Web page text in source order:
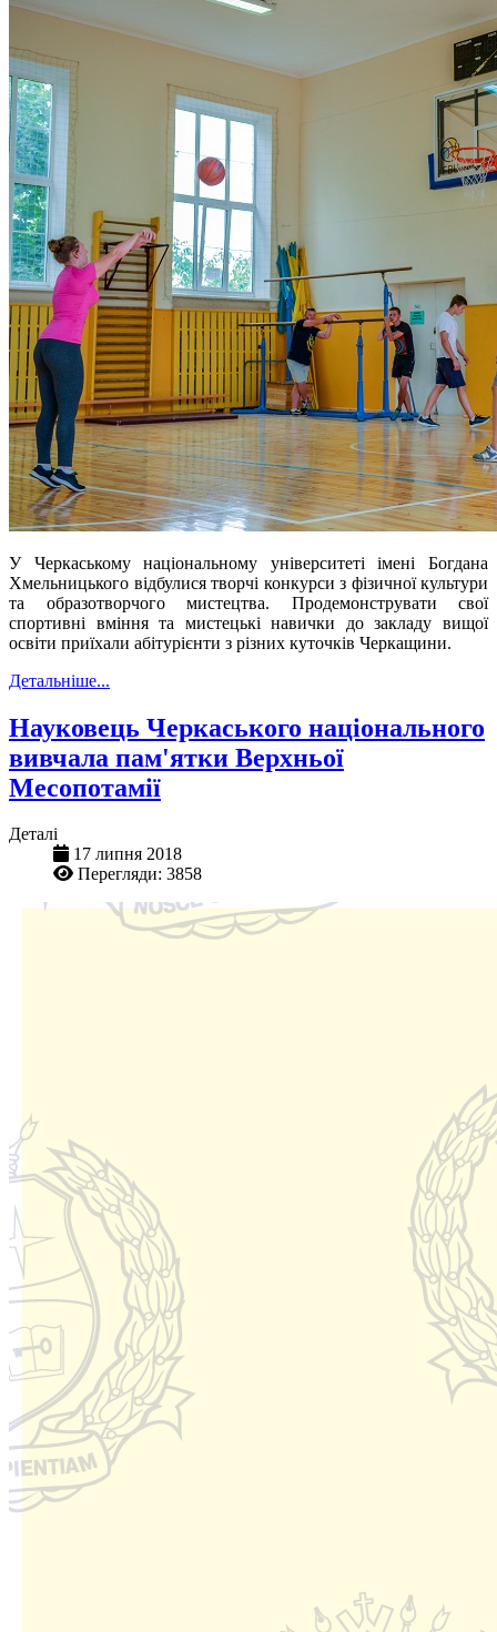
У Черкаському національному університеті імені Богдана
Хмельницького відбулися творчі конкурси з фізичної культури
та образотворчого мистецтва. Продемонструвати свої
спортивні вміння та мистецькі навички до закладу вищої
освіти приїхали абітурієнти з різних куточків Черкащини.
Детальніше...
Науковець Черкаського національного
вивчала пам'ятки Верхньої
Месопотамії
Деталі
17 липня 2018
Перегляди: 3858